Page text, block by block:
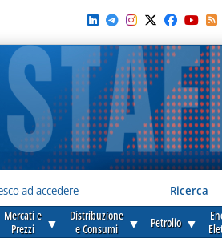
ad accedere Ricerca
Mercati e
Prezzi
▼
Distribuzione
e Consumi
▼ Petrolio ▼